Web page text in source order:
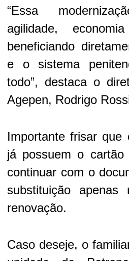
“Essa
agilidade,
beneficiando
e o sistema
todo”, destaca o
Agepen, Rodrigo
Importante frisar que
já possuem o
continuar com o
substituição
renovação.
Caso deseje, o